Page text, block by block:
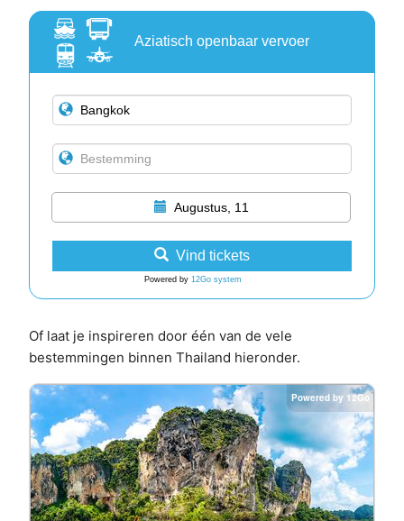
Aziatisch openbaar vervoer
Augustus, 11
Vind tickets
Powered by 12Go system
Of laat je inspireren door één van de vele
bestemmingen binnen Thailand hieronder.